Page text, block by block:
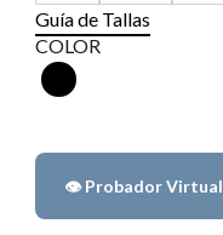
Guía de Tallas
COLOR
👁️ Probador Virtual